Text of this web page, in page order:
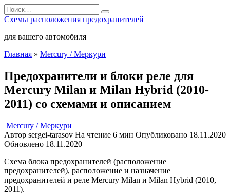
Перейти
к
содержанию
Search
for:
Схемы расположения предохранителей
для вашего автомобиля
Главная » Mercury / Меркури
Предохранители и блоки реле для
Mercury Milan и Milan Hybrid (2010-
2011) со схемами и описанием
Mercury / Меркури
Автор sergei-tarasov На чтение 6 мин Опубликовано 18.11.2020
Обновлено 18.11.2020
Схема блока предохранителей (расположение
предохранителей), расположение и назначение
предохранителей и реле Mercury Milan и Milan Hybrid (2010,
2011).